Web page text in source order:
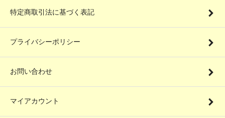
特定商取引法に基づく表記
プライバシーポリシー
お問い合わせ
マイアカウント